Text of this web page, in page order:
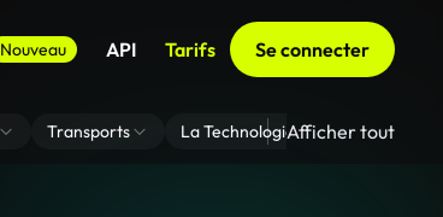
Nouveau API Tarifs Se connecter
Transports La Technologie Zoom En
Afficher tout